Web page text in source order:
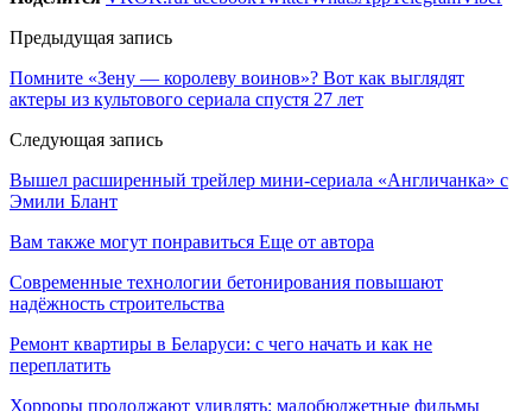
Предыдущая запись
Помните «Зену — королеву воинов»? Вот как выглядят
актеры из культового сериала спустя 27 лет
Следующая запись
Вышел расширенный трейлер мини-сериала «Англичанка» с
Эмили Блант
Вам также могут понравиться Еще от автора
Современные технологии бетонирования повышают
надёжность строительства
Ремонт квартиры в Беларуси: с чего начать и как не
переплатить
Хорроры продолжают удивлять: малобюджетные фильмы